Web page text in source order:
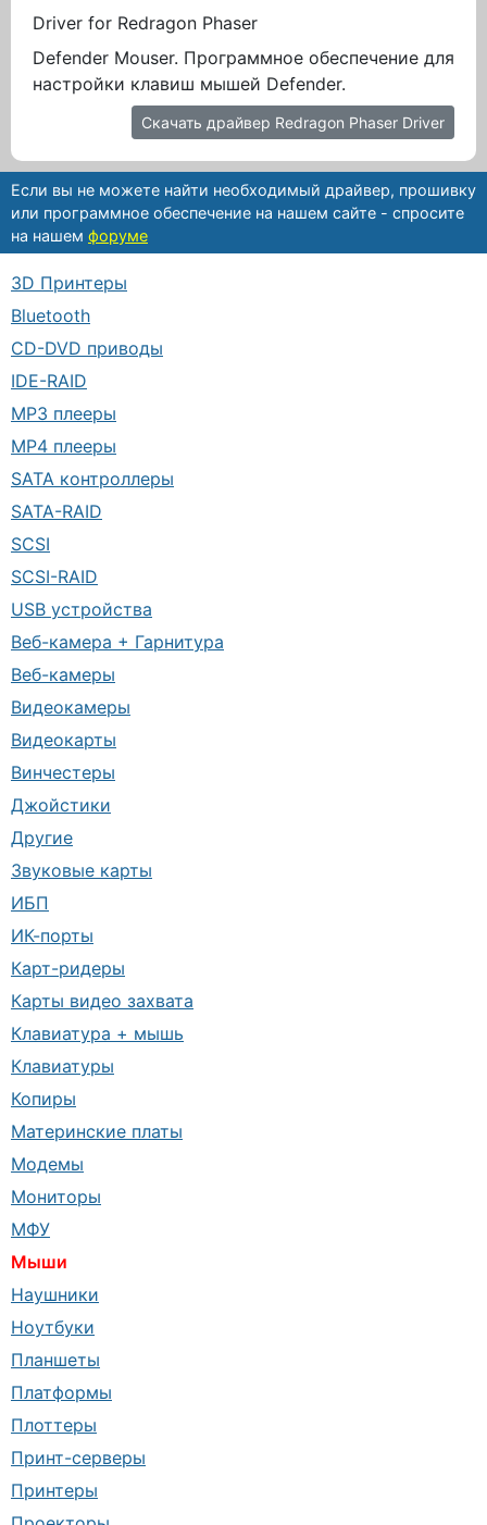
Driver for Redragon Phaser
Defender Mouser. Программное обеспечение для
настройки клавиш мышей Defender.
Скачать драйвер Redragon Phaser Driver
Если вы не можете найти необходимый драйвер, прошивку
или программное обеспечение на нашем сайте - спросите
на нашем форуме
3D Принтеры
Bluetooth
CD-DVD приводы
IDE-RAID
MP3 плееры
MP4 плееры
SATA контроллеры
SATA-RAID
SCSI
SCSI-RAID
USB устройства
Веб-камера + Гарнитура
Веб-камеры
Видеокамеры
Видеокарты
Винчестеры
Джойстики
Другие
Звуковые карты
ИБП
ИК-порты
Карт-ридеры
Карты видео захвата
Клавиатура + мышь
Клавиатуры
Копиры
Материнские платы
Модемы
Мониторы
МФУ
Мыши
Наушники
Ноутбуки
Планшеты
Платформы
Плоттеры
Принт-серверы
Принтеры